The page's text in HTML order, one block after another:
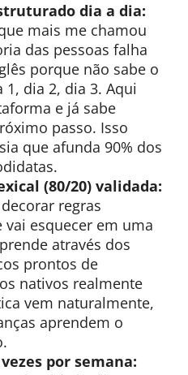
dia a dia:
mais me chamou
das pessoas falha
porque não sabe o
1, dia 2, dia 3. Aqui
e já sabe
passo. Isso
que afunda 90% dos
(80/20) validada:
regras
vai esquecer em uma
através dos
prontos de
nativos realmente
vem naturalmente,
aprendem o
por semana: